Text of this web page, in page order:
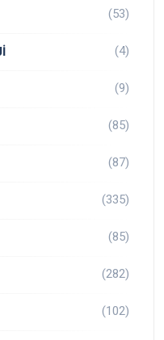
(53)
(4)
(9)
(85)
(87)
(335)
(85)
(282)
(102)